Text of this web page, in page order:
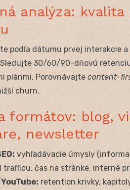
analýza:
podľa dátumu prvej interakcie a
30/60/90-dňovú
plánmi. Porovnávajte content-
churn.
formátov: blog,
newsletter
vyhľadávacie úmysly
trafficu, čas na stránke, interné
retention krivky,